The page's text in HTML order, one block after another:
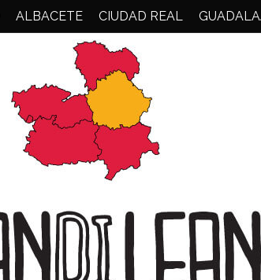
ALBACETE CIUDAD REAL